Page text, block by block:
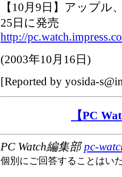
【10月9日】アップル
25日に発売
http://
(2003年10月16日 )
[Reported by yosida-
【PC
PC Watch編集部pc-
個別にご回答することはい